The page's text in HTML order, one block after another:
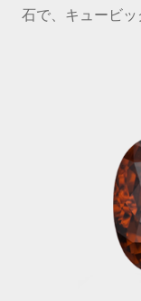
石で、キュービッ